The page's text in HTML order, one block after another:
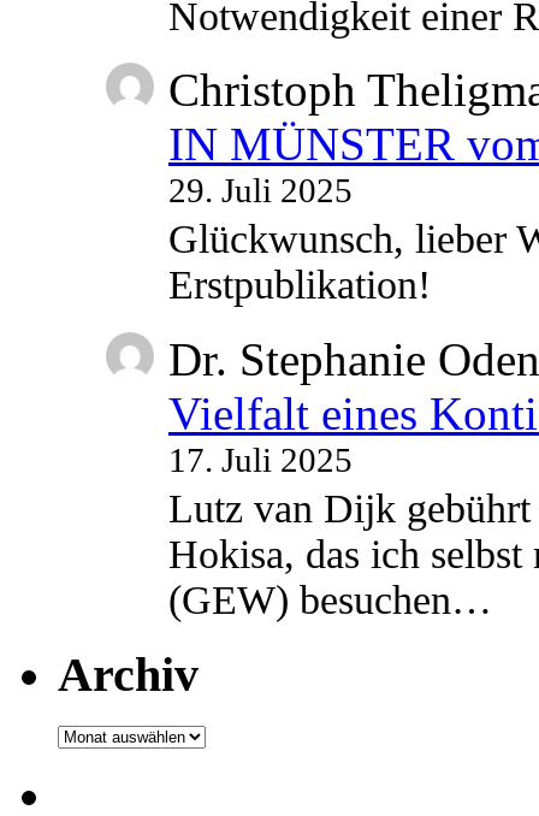
Notwendigkeit einer
Christoph
IN MÜNSTER
29. Juli 2025
Glückwunsch, lieber
Erstpublikation!
Dr. Stephanie
Vielfalt eines
17. Juli 2025
Lutz van Dijk
Hokisa, das ich
(GEW) besuchen…
Archiv
Archiv